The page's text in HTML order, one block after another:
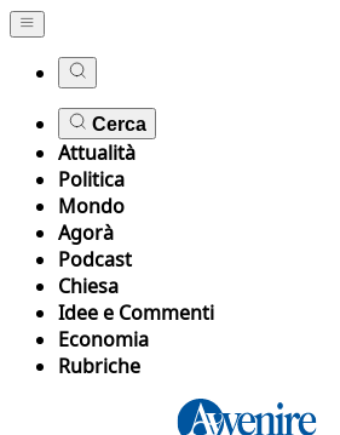
Cerca
Attualità
Politica
Mondo
Agorà
Podcast
Chiesa
Idee e Commenti
Economia
Rubriche